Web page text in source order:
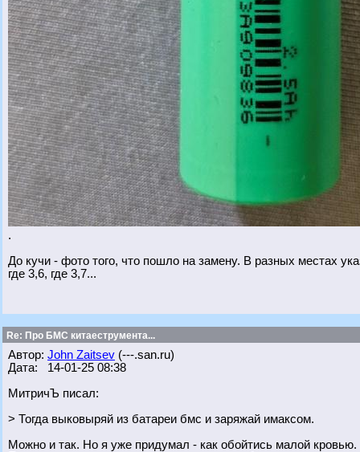
.
До кучи - фото того, что пошло на замену. В разных местах
где 3,6, где 3,7...
Re: Про БМС китаеструмента...
Автор: John Zaitsev (---.san.ru)
Дата: 14-01-25 08:38
МитричЪ писал:
> Тогда выковыряй из батареи бмс и заряжай имаксом.
Можно и так. Но я уже придумал - как обойтись малой кровью.